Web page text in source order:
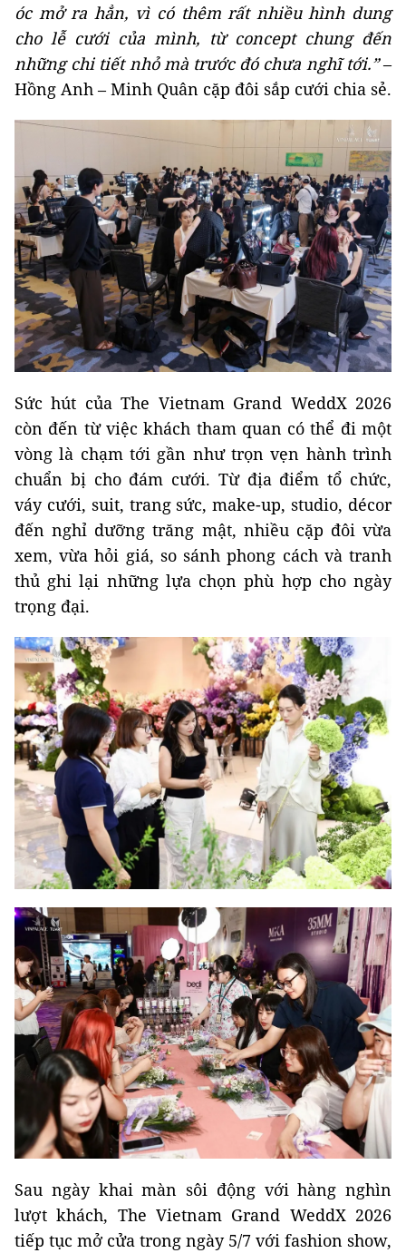
óc mở ra hẳn, vì có thêm rất nhiều hình dung
cho lễ cưới của mình, từ concept chung đến
những chi tiết nhỏ mà trước đó chưa nghĩ tới.”–
Hồng Anh – Minh Quân cặp đôi sắp cưới chia sẻ.
Sức hút của The Vietnam Grand WeddX 2026
còn đến từ việc khách tham quan có thể đi một
vòng là chạm tới gần như trọn vẹn hành trình
chuẩn bị cho đám cưới. Từ địa điểm tổ chức,
váy cưới, suit, trang sức, make-up, studio, décor
đến nghỉ dưỡng trăng mật, nhiều cặp đôi vừa
xem, vừa hỏi giá, so sánh phong cách và tranh
thủ ghi lại những lựa chọn phù hợp cho ngày
trọng đại.
Sau ngày khai màn sôi động với hàng nghìn
lượt khách, The Vietnam Grand WeddX 2026
tiếp tục mở cửa trong ngày 5/7 với fashion show,